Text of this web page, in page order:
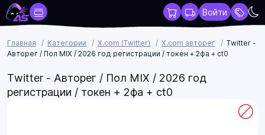
Войти
Главная Категории X.com (Twitter) X.com авторег
Twitter -
Авторег / Пол МIX / 2026 год регистрации / токен + 2фа + ct0
Twitter - Авторег / Пол МIX / 2026 год
регистрации / токен + 2фа + ct0